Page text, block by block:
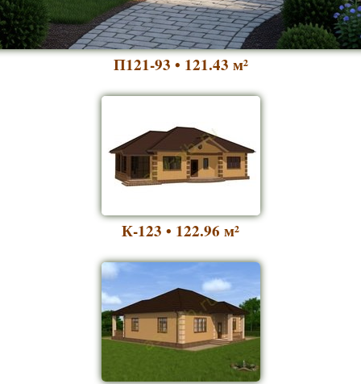
П121-93 • 121.43 м²
К-123 • 122.96 м²